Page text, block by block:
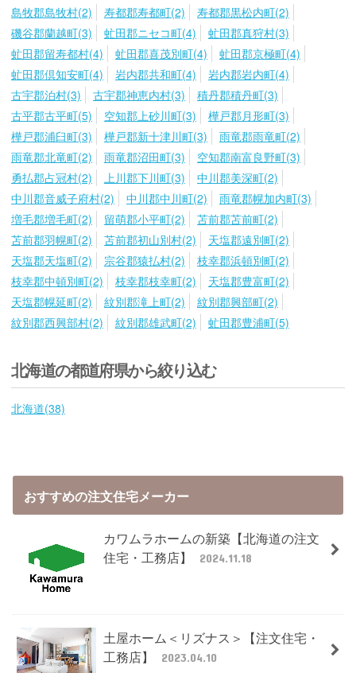
島牧郡島牧村(2)
寿都郡寿都町(2)
寿都郡黒松内町(2)
磯谷郡蘭越町(3)
虻田郡ニセコ町(4)
虻田郡真狩村(3)
虻田郡留寿都村(4)
虻田郡喜茂別町(4)
虻田郡京極町(4)
虻田郡倶知安町(4)
岩内郡共和町(4)
岩内郡岩内町(4)
古宇郡泊村(3)
古宇郡神恵内村(3)
積丹郡積丹町(3)
古平郡古平町(5)
空知郡上砂川町(3)
樺戸郡月形町(3)
樺戸郡浦臼町(3)
樺戸郡新十津川町(3)
雨竜郡雨竜町(2)
雨竜郡北竜町(2)
雨竜郡沼田町(3)
空知郡南富良野町(3)
勇払郡占冠村(2)
上川郡下川町(3)
中川郡美深町(2)
中川郡音威子府村(2)
中川郡中川町(2)
雨竜郡幌加内町(3)
増毛郡増毛町(2)
留萌郡小平町(2)
苫前郡苫前町(2)
苫前郡羽幌町(2)
苫前郡初山別村(2)
天塩郡遠別町(2)
天塩郡天塩町(2)
宗谷郡猿払村(2)
枝幸郡浜頓別町(2)
枝幸郡中頓別町(2)
枝幸郡枝幸町(2)
天塩郡豊富町(2)
天塩郡幌延町(2)
紋別郡滝上町(2)
紋別郡興部町(2)
紋別郡西興部村(2)
紋別郡雄武町(2) 虻田郡豊浦町(5)
北海道の都道府県から絞り込む
北海道(38)
おすすめの注文住宅メーカー
カワムラホームの新築【北海道の注文
住宅・工務店】
2024.11.18
土屋ホーム＜リズナス＞【注文住宅・
工務店】
2023.04.10